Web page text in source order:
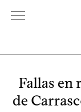
Fallas en
de